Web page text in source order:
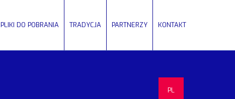
PLIKI DO POBRANIA TRADYCJA PARTNERZY KONTAKT
PL